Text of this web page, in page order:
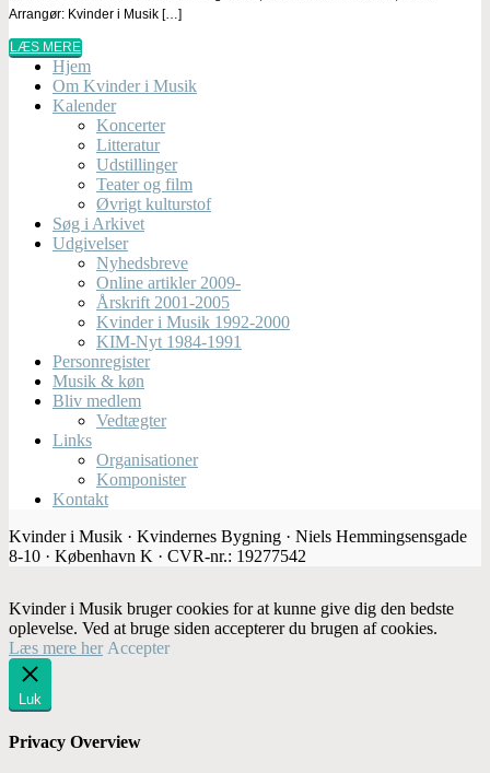
Arrangør: Kvinder i Musik […]
LÆS MERE
Hjem
Om Kvinder i Musik
Kalender
Koncerter
Litteratur
Udstillinger
Teater og film
Øvrigt kulturstof
Søg i Arkivet
Udgivelser
Nyhedsbreve
Online artikler 2009-
Årskrift 2001-2005
Kvinder i Musik 1992-2000
KIM-Nyt 1984-1991
Personregister
Musik & køn
Bliv medlem
Vedtægter
Links
Organisationer
Komponister
Kontakt
Kvinder i Musik · Kvindernes Bygning · Niels Hemmingsensgade
8-10 · København K · CVR-nr.: 19277542
Kvinder i Musik bruger cookies for at kunne give dig den bedste
oplevelse. Ved at bruge siden accepterer du brugen af cookies.
Læs mere her Accepter
Luk
Privacy Overview